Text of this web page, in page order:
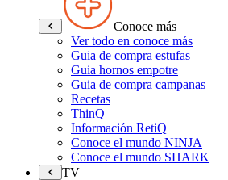
Conoce más
Ver todo en conoce más
Guia de compra estufas
Guia hornos empotre
Guia de compra campanas
Recetas
ThinQ
Información RetiQ
Conoce el mundo NINJA
Conoce el mundo SHARK
TV